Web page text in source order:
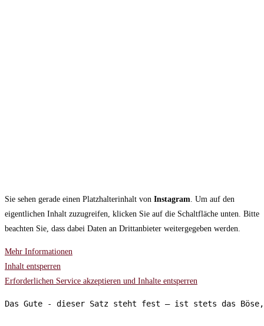
Sie sehen gerade einen Platzhalterinhalt von Instagram . Um auf den
eigentlichen Inhalt zuzugreifen, klicken Sie auf die Schaltfläche unten. Bitte
beachten Sie, dass dabei Daten an Drittanbieter weitergegeben werden.
Mehr Informationen
Inhalt entsperren
Erforderlichen Service akzeptieren und Inhalte entsperren
Das Gute - dieser Satz steht fest – ist stets das Böse,